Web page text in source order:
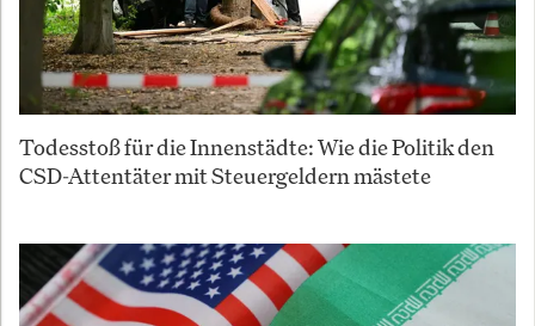
Todesstoß für die Innenstädte: Wie die Politik den
CSD-Attentäter mit Steuergeldern mästete